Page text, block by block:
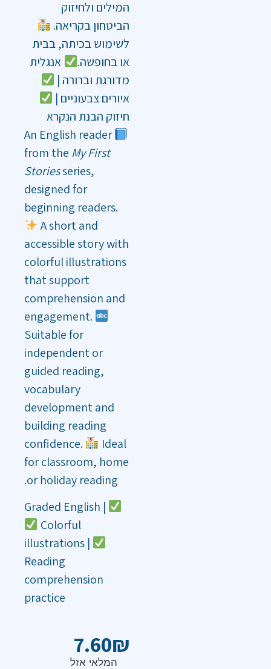
המילים ולחיזוק
הביטחון בקריאה.
לשימוש בכיתה, בבית
או בחופשה.
אנגלית
מדורגת וברורה |
איורים צבעוניים |
חיזוק הבנת הנקרא
An English reader
from the My First
Storiesseries,
designed for
beginning readers.
A short and
accessible story with
colorful illustrations
that support
comprehension and
engagement.
Suitable for
independent or
guided reading,
vocabulary
development and
building reading
confidence.
Ideal
for classroom, home
or holiday reading.
Colorful
illustrations |
Reading
comprehension
practice
7.60₪
המלאי אזל